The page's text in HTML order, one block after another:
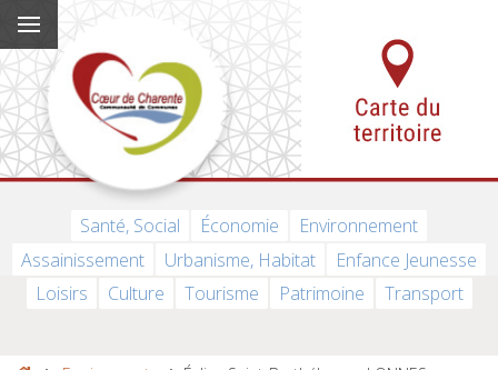
Santé, Social Économie
Environnement
Assainissement
Urbanisme, Habitat
Enfance Jeunesse
Loisirs
Culture Tourisme Patrimoine Transport